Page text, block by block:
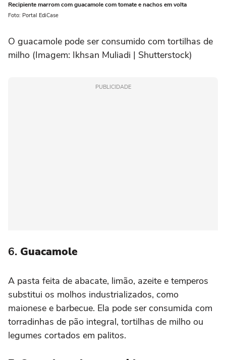
Recipiente marrom com guacamole com tomate e nachos em volta
Foto: Portal EdiCase
O guacamole pode ser consumido com tortilhas de
milho (Imagem: Ikhsan Muliadi | Shutterstock)
PUBLICIDADE
6. Guacamole
A pasta feita de abacate, limão, azeite e temperos
substitui os molhos industrializados, como
maionese e barbecue. Ela pode ser consumida com
torradinhas de pão integral, tortilhas de milho ou
legumes cortados em palitos.